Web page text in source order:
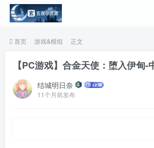
首页 游戏&模组 正文
【PC游戏】合金天使：堕入伊甸-
结城明日奈
11个月前发布